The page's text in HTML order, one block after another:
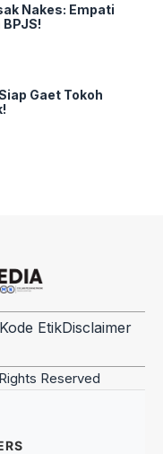
Nakes: Empati
Gaet Tokoh
EtikDisclaimer
Reserved